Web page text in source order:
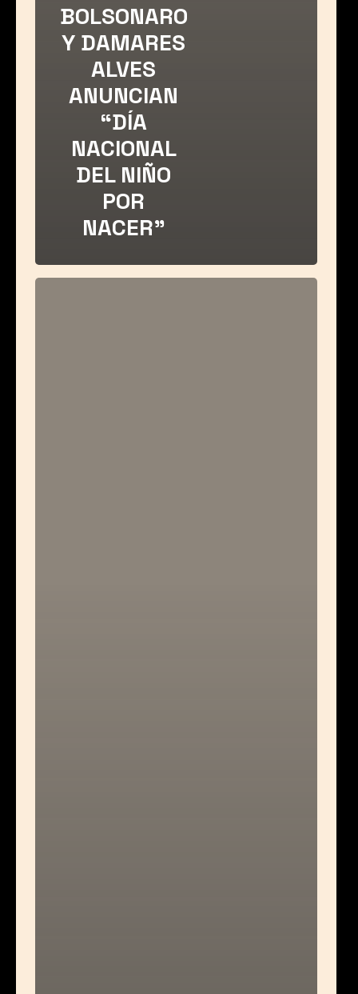
BOLSONARO
Y DAMARES
ALVES
ANUNCIAN
“DÍA
NACIONAL
DEL NIÑO
POR
NACER”